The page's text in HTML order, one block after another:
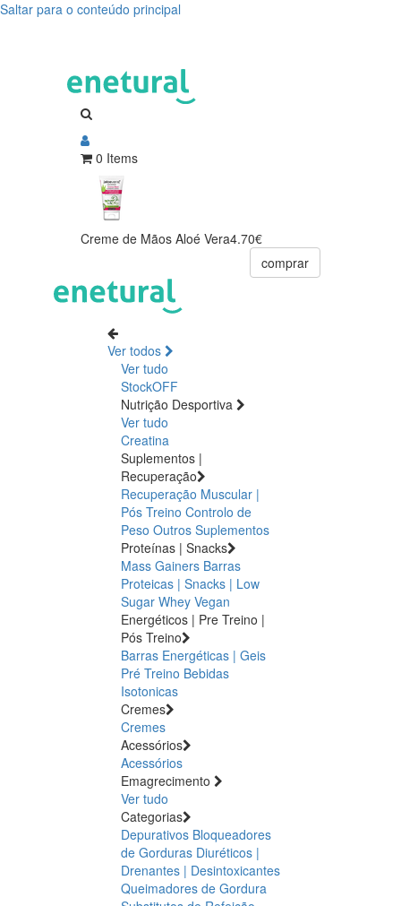
Saltar para o conteúdo principal
0 Items
Creme de Mãos Aloé Vera4.70€
comprar
Ver todos
Ver tudo
StockOFF
Nutrição Desportiva
Ver tudo
Creatina
Suplementos |
Recuperação
Recuperação Muscular |
Pós Treino Controlo de
Peso Outros Suplementos
Proteínas | Snacks
Mass Gainers Barras
Proteicas | Snacks | Low
Sugar Whey Vegan
Energéticos | Pre Treino |
Pós Treino
Barras Energéticas | Geis
Pré Treino Bebidas
Isotonicas
Cremes
Cremes
Acessórios
Acessórios
Emagrecimento
Ver tudo
Categorias
Depurativos Bloqueadores
de Gorduras Diuréticos |
Drenantes | Desintoxicantes
Queimadores de Gordura